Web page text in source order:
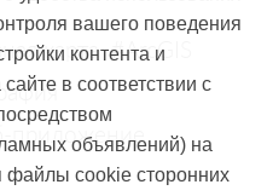
карта #ArcGIS
приложение
вашего поведения
контента и
в соответствии с
объявлений) на
файлы cookie сторонних